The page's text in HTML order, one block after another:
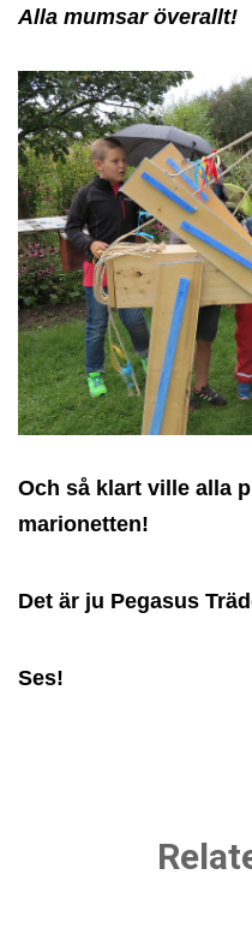
Alla mumsar överallt!
Och så klart ville alla
marionetten!
Det är ju Pegasus
Ses!